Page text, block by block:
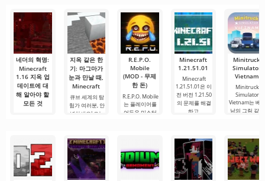
장합니다. 많은
사용자에게 무
료 버전은 모든
편집 요구를
있는 서비스 중
하나입니다. 이
곳에는 최신 미
디어 제품뿐만
아니라
에 달려 있습니
다. 복잡한
루를 시작하거
나 힘든 하루를.
시작할 수
네더의 혁명:
Minecraft
1.16 지옥 업
데이트에 대
해 알아야 할
모든 것
Studios의
지옥 같은 한
기: 마그마가
눈과 만날 때,
Minecraft
큐브 세계의 탐
험가 여러분, 안
녕하세요! 오늘
타고
R.E.P.O.
Mobile
(MOD - 무제
한 돈)
R.E.P.O. Mobile
는 플레이어를
어두운 미스터
Minecraft
1.21.51.01
Minecraft
1.21.51.01은 이
전 버전 1.21.50
의 문제를 해결
하고,
Minitruck
Simulator
Vietnam
Minitruck
Simulator
Vietnam는 베
남의 그림 같은